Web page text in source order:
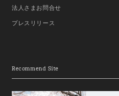
法人さまお問合せ
プレスリリース
Recommend Site